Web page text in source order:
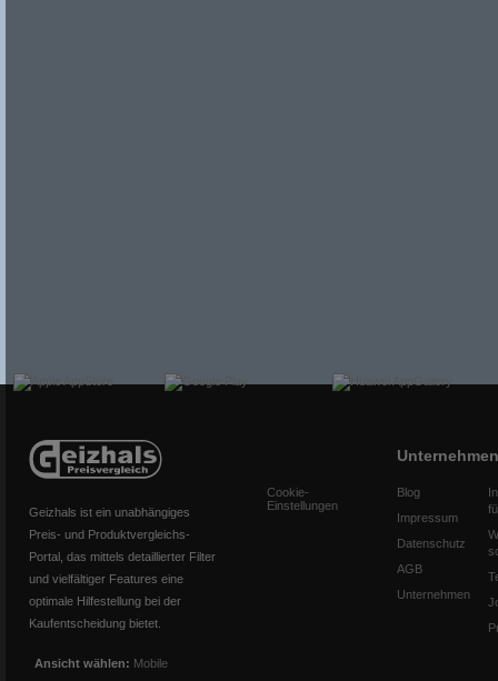
Geizhals ist ein unabhängiges
Preis- und Produktvergleichs-
Portal, das mittels detaillierter Filter
und vielfältiger Features eine
optimale Hilfestellung bei der
Kaufentscheidung bietet.
Ansicht wählen: Mobile
Cookie-
Einstellungen
Unternehmen
Blog
Impressum
Datenschutz
AGB
Unternehmen